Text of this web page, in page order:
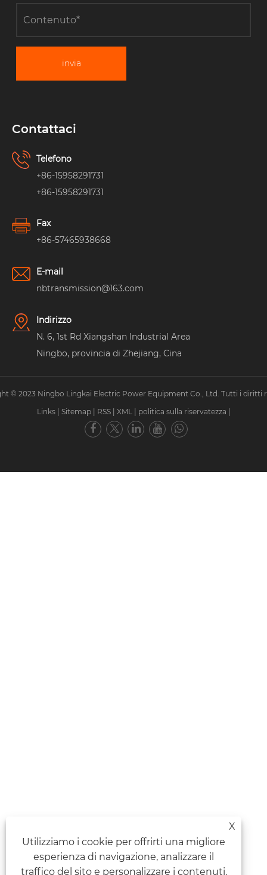
invia
Contattaci
Telefono
+86-15958291731
+86-15958291731
Fax
+86-57465938668
E-mail
nbtransmission@163.com
Indirizzo
N. 6, 1st Rd Xiangshan Industrial Area
Ningbo, provincia di Zhejiang, Cina
© 2023 Ningbo Lingkai Electric Power Equipment Co., Ltd. Tutti i diritti
Links
Sitemap RSS XML politica sulla riservatezza
X
Utilizziamo i cookie per offrirti una migliore
esperienza di navigazione, analizzare il
traffico del sito e personalizzare i contenuti.